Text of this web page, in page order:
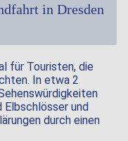
in Dresden
für Touristen, die
In etwa 2
und
durch einen